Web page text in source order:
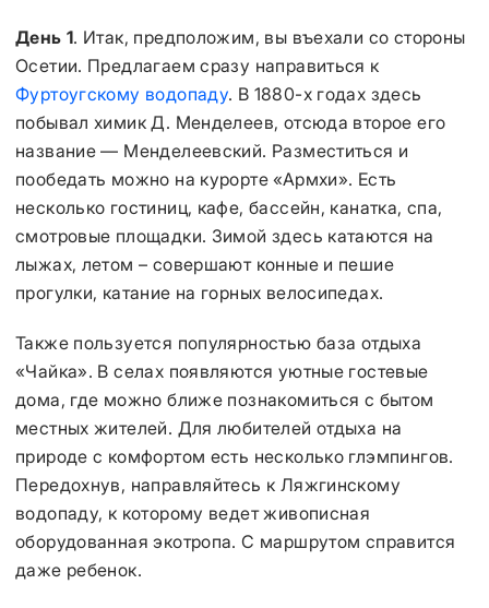
День 1. Итак, предположим, вы въехали со стороны
Осетии. Предлагаем сразу направиться к
Фуртоугскому водопаду. В 1880-х годах здесь
побывал химик Д. Менделеев, отсюда второе его
название — Менделеевский. Разместиться и
пообедать можно на курорте «Армхи». Есть
несколько гостиниц, кафе, бассейн, канатка, спа,
смотровые площадки. Зимой здесь катаются на
лыжах, летом – совершают конные и пешие
прогулки, катание на горных велосипедах.
Также пользуется популярностью база отдыха
«Чайка». В селах появляются уютные гостевые
дома, где можно ближе познакомиться с бытом
местных жителей. Для любителей отдыха на
природе с комфортом есть несколько глэмпингов.
Передохнув, направляйтесь к Ляжгинскому
водопаду, к которому ведет живописная
оборудованная экотропа. С маршрутом справится
даже ребенок.